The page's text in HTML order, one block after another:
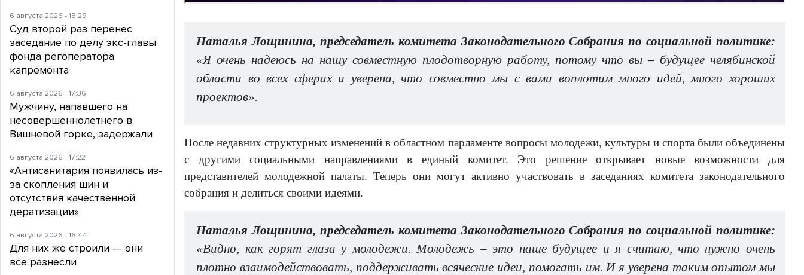
Наталья Лощинина, председатель комитета Законодательного Собрания по социальной политике:
«Я очень надеюсь на нашу совместную плодотворную работу, потому что вы – будущее челябинской
области во всех сферах и уверена, что совместно мы с вами воплотим много идей, много хороших
проектов».
После недавних структурных изменений в областном парламенте вопросы молодежи, культуры и спорта были объединены
с другими социальными направлениями в единый комитет. Это решение открывает новые возможности для
представителей молодежной палаты. Теперь они могут активно участвовать в заседаниях комитета законодательного
собрания и делиться своими идеями.
Наталья Лощинина, председатель комитета Законодательного Собрания по социальной политике:
«Видно, как горят глаза у молодежи. Молодежь – это наше будущее и я считаю, что нужно очень
плотно взаимодействовать, поддерживать всяческие идеи, помогать им. И я уверена таким опытом мы
6 августа 2026 - 18:29
Суд второй раз перенес
заседание по делу экс-главы
фонда регоператора
капремонта
6 августа 2026 - 17:36
Мужчину, напавшего на
несовершеннолетнего в
Вишневой горке, задержали
6 августа 2026 - 17:22
«Антисанитария появилась из-
за скопления шин и
отсутствия качественной
дератизации»
6 августа 2026 - 16:44
Для них же строили — они
все разнесли